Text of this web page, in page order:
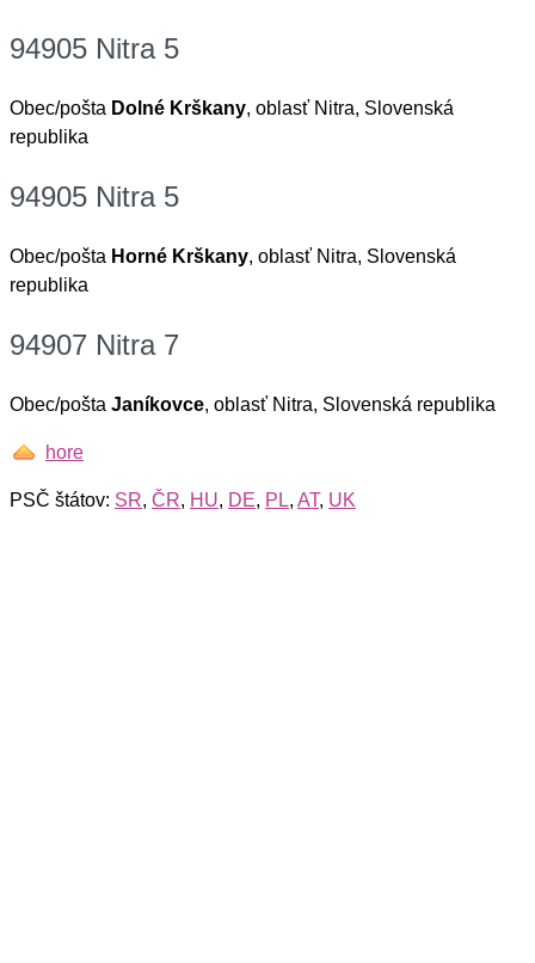
94905 Nitra 5
Obec/pošta Dolné Krškany, oblasť Nitra, Slovenská
republika
94905 Nitra 5
Obec/pošta Horné Krškany, oblasť Nitra, Slovenská
republika
94907 Nitra 7
Obec/pošta Janíkovce, oblasť Nitra, Slovenská republika
hore
PSČ štátov: SR, ČR, HU, DE, PL, AT, UK